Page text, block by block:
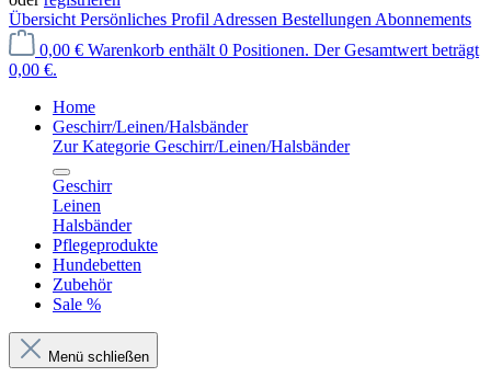
Übersicht Persönliches Profil Adressen Bestellungen Abonnements
0,00 € Warenkorb enthält 0 Positionen. Der Gesamtwert beträgt
0,00 €.
Home
Geschirr/Leinen/Halsbänder
Zur Kategorie Geschirr/Leinen/Halsbänder
Geschirr
Leinen
Halsbänder
Pflegeprodukte
Hundebetten
Zubehör
Sale %
Menü schließen